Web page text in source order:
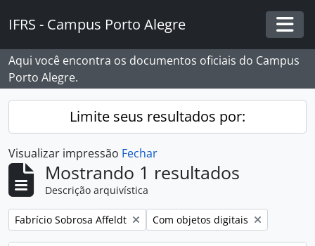
IFRS - Campus Porto Alegre
Aqui você encontra os documentos oficiais do Campus
Porto Alegre.
Limite seus resultados por:
Visualizar impressão Fechar
Mostrando 1 resultados
Descrição arquivística
Remover filtro:
Fabrício Sobrosa Affeldt Remover filtro:
Com objetos digitais